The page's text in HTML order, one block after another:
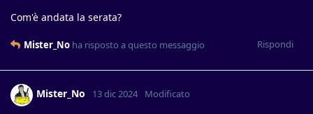
Com'è andata la serata?
Rispondi
Mister_No ha risposto a questo messaggio
Mister_No 13 dic 2024 Modificato